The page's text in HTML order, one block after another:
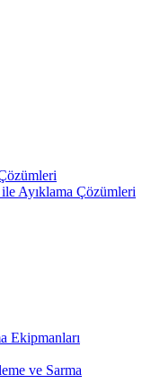
Ayıklama Çözümleri
Ekipmanları
ve Sarma